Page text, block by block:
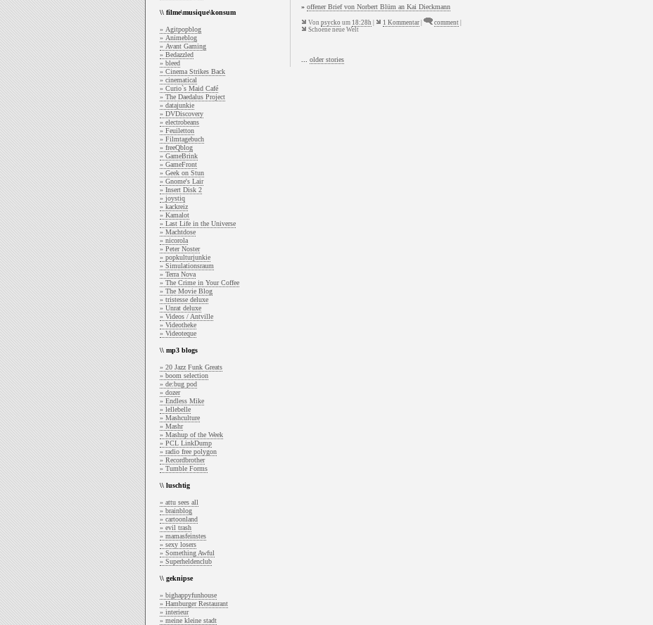
\\ filme\musique\konsum
» Agitpopblog
» Animeblog
» Avant Gaming
» Bedazzled
» bleed
» Cinema Strikes Back
» cinematical
» Curio`s Maid Café
» The Daedalus Project
» datajunkie
» DVDiscovery
» electrobeans
» Feuiletton
» Filmtagebuch
» freeQblog
» GameBrink
» GameFront
» Geek on Stun
» Gnome's Lair
» Insert Disk 2
» joystiq
» kackreiz
» Kamalot
» Last Life in the Universe
» Machtdose
» nicorola
» Peter Noster
» popkulturjunkie
» Simulationsraum
» Terra Nova
» The Crime in Your Coffee
» The Movie Blog
» tristesse deluxe
» Unrat deluxe
» Videos / Antville
» Videotheke
» Videoteque
\\ mp3 blogs
» 20 Jazz Funk Greats
» boom selection
» de:bug pod
» dozer
» Endless Mike
» lellebelle
» Mashculture
» Mashr
» Mashup of the Week
» PCL LinkDump
» radio free polygon
» Recordbrother
» Tumble Forms
\\ luschtig
» attu sees all
» brainblog
» cartoonland
» evil trash
» mamasfeinstes
» sexy losers
» Something Awful
» Superheldenclub
\\ geknipse
» bighappyfunhouse
» Hamburger Restaurant
» interieur
» meine kleine stadt
» offener Brief von Norbert Blüm an Kai Dieckmann
Von psycko um 18:28h 1 Kommentar comment
Schoene neue Welt
older stories